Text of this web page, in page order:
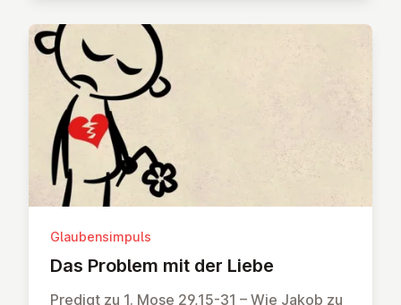
Glaubensimpuls
Das Problem mit der Liebe
Predigt zu 1. Mose 29,15-31 – Wie Jakob zu